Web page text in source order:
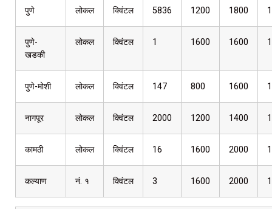
पुणे लोकल क्विंटल 5836 1200 1800
पुणे-
खडकी
लोकल क्विंटल 1 1600 1600
पुणे-मोशी लोकल क्विंटल 147 800 1600
नागपूर लोकल क्विंटल 2000 1200 1400
कामठी लोकल क्विंटल 16 1600 2000
कल्याण नं. १ क्विंटल 3 1600 2000